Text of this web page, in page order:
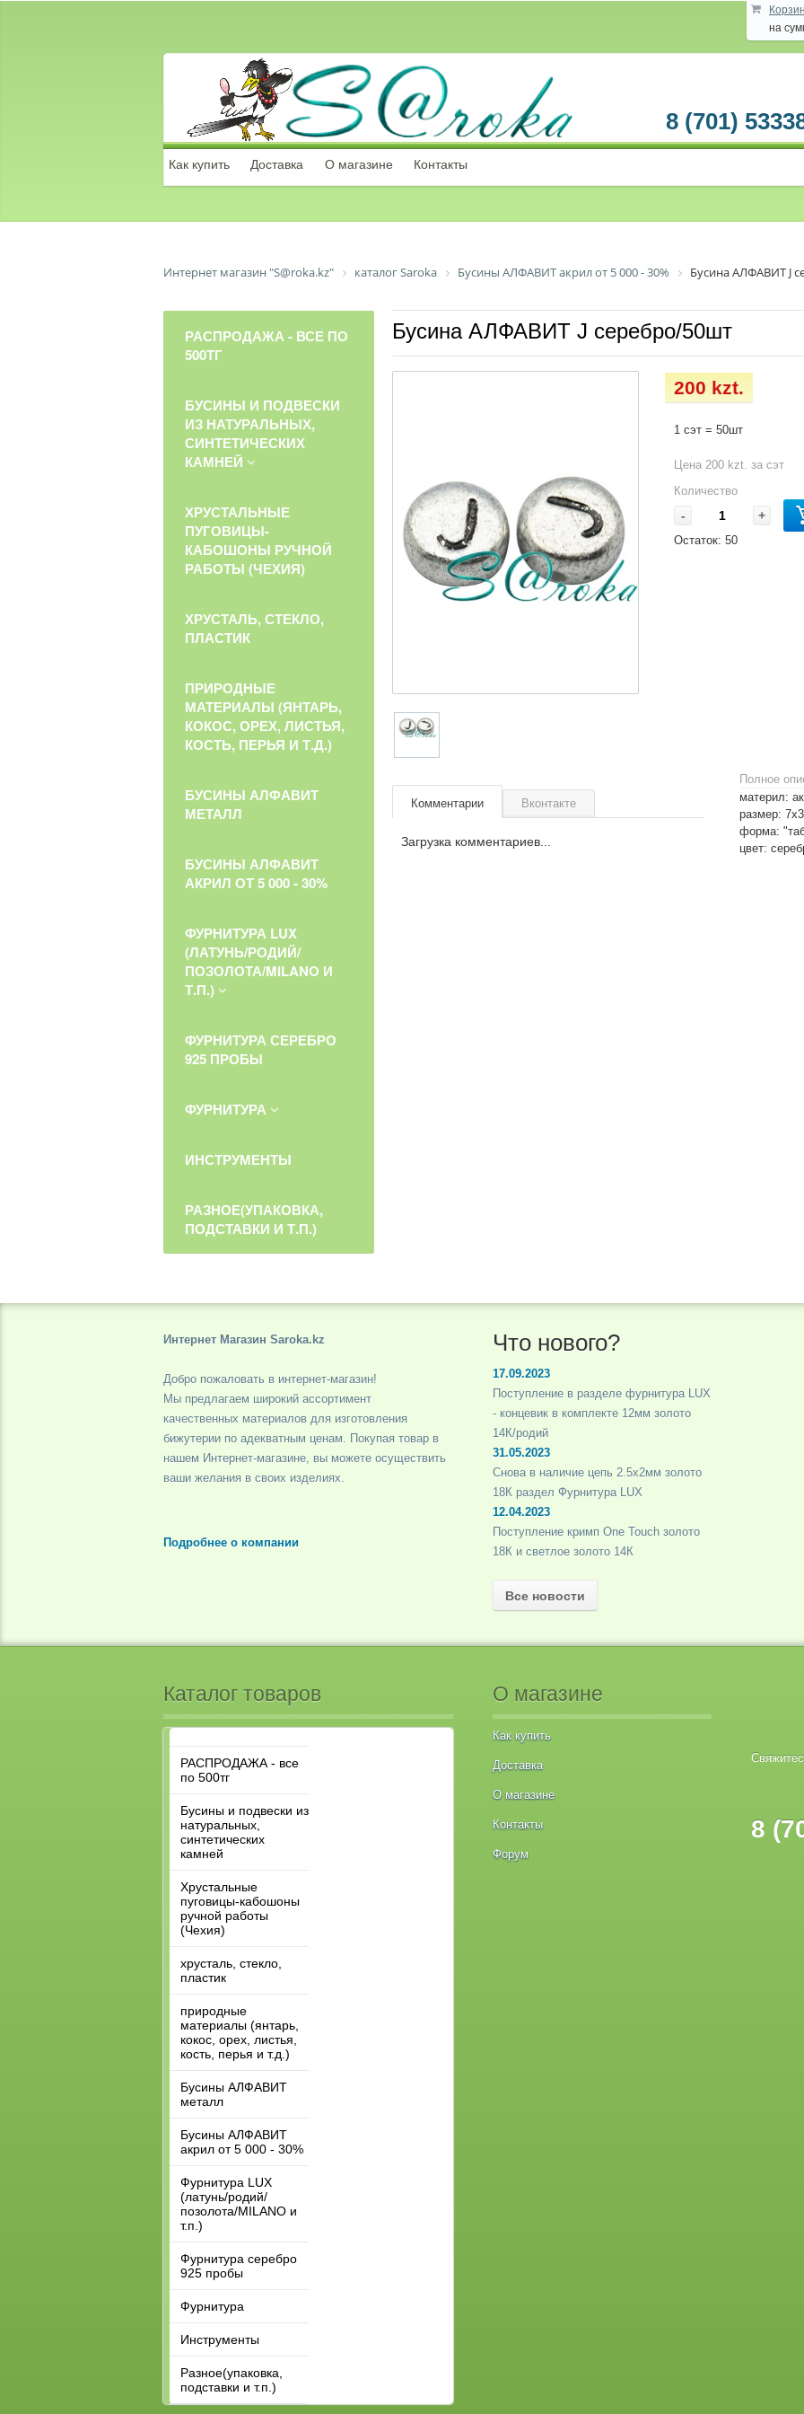
на
8 (701)
Как купить Доставка О магазине Контакты
Интернет магазин "S@roka.kz" каталог Saroka Бусины АЛФАВИТ акрил от 5 000 - 30% Бусина АЛФАВИТ J
Бусина АЛФАВИТ J серебро/50шт
200 kzt.
1 сэт = 50шт
Цена 200 kzt. за сэт
Количество
- +
Остаток:50
Полное
материл:
размер:
форма:
цвет:
Комментарии Вконтакте
Загрузка комментариев...
РАСПРОДАЖА - ВСЕ ПО
500ТГ
БУСИНЫ И ПОДВЕСКИ
ИЗ НАТУРАЛЬНЫХ,
СИНТЕТИЧЕСКИХ
КАМНЕЙ
ХРУСТАЛЬНЫЕ
ПУГОВИЦЫ-
КАБОШОНЫ РУЧНОЙ
РАБОТЫ (ЧЕХИЯ)
ХРУСТАЛЬ, СТЕКЛО,
ПЛАСТИК
ПРИРОДНЫЕ
МАТЕРИАЛЫ (ЯНТАРЬ,
КОКОС, ОРЕХ, ЛИСТЬЯ,
КОСТЬ, ПЕРЬЯ И Т.Д.)
БУСИНЫ АЛФАВИТ
МЕТАЛЛ
БУСИНЫ АЛФАВИТ
АКРИЛ ОТ 5 000 - 30%
ФУРНИТУРА LUX
(ЛАТУНЬ/РОДИЙ/
ПОЗОЛОТА/MILANO И
Т.П.)
ФУРНИТУРА СЕРЕБРО
925 ПРОБЫ
ФУРНИТУРА
ИНСТРУМЕНТЫ
РАЗНОЕ(УПАКОВКА,
ПОДСТАВКИ И Т.П.)
Интернет Магазин Saroka.kz
Добро пожаловать в интернет-магазин!
Мы предлагаем широкий ассортимент
качественных материалов для изготовления
бижутерии по адекватным ценам. Покупая товар в
нашем Интернет-магазине, вы можете осуществить
ваши желания в своих изделиях.
Подробнее о компании
Что нового?
17.09.2023
Поступление в разделе фурнитура LUX
- концевик в комплекте 12мм золото
14К/родий
31.05.2023
Снова в наличие цепь 2.5х2мм золото
18К раздел Фурнитура LUX
12.04.2023
Поступление кримп One Touch золото
18К и светлое золото 14К
Все новости
Каталог товаров
РАСПРОДАЖА - все
по 500тг
Бусины и подвески из
натуральных,
синтетических
камней
Хрустальные
пуговицы-кабошоны
ручной работы
(Чехия)
хрусталь, стекло,
пластик
природные
материалы (янтарь,
кокос, орех, листья,
кость, перья и т.д.)
Бусины АЛФАВИТ
металл
Бусины АЛФАВИТ
акрил от 5 000 - 30%
Фурнитура LUX
(латунь/родий/
позолота/MILANO и
т.п.)
Фурнитура серебро
925 пробы
Фурнитура
Инструменты
Разное(упаковка,
подставки и т.п.)
О магазине
Как купить
Доставка
О магазине
Контакты
Форум
8